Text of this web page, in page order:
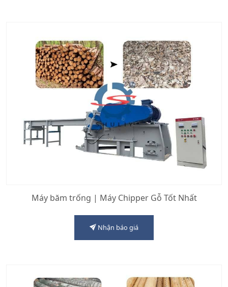
Máy băm trống | Máy Chipper Gỗ Tốt Nhất
Nhận báo giá